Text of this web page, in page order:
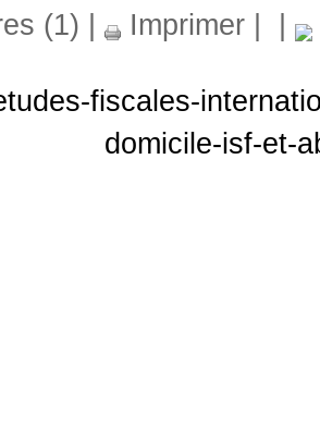
(1)
Imprimer
fiscales-
domicile-isf-et-